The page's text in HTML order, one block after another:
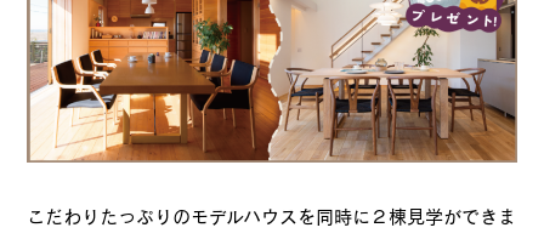
こだわりたっぷりのモデルハウスを同時に２棟見学ができま